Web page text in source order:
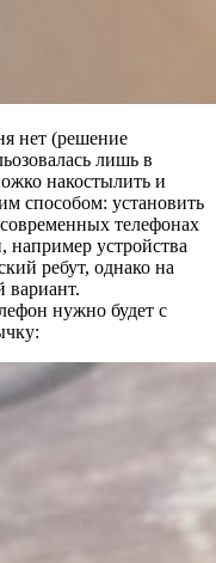
нет (решение
лишь в
накостылить и
способом: установить
телефонах
устройства
ребут, однако на
вариант.
нужно будет с